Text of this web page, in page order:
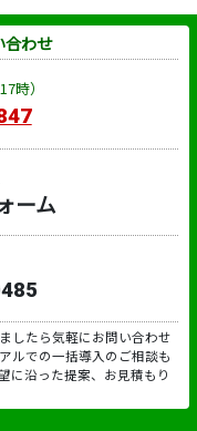
合わせ
時）
ーム
したら気軽にお問い合わせ
ルでの一括導入のご相談も
に沿った提案、お見積もり